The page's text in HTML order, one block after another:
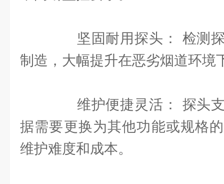
坚固耐用探头： 检测探
制造，大幅提升在恶劣烟道环境
维护便捷灵活： 探头支
据需要更换为其他功能或规格
维护难度和成本。